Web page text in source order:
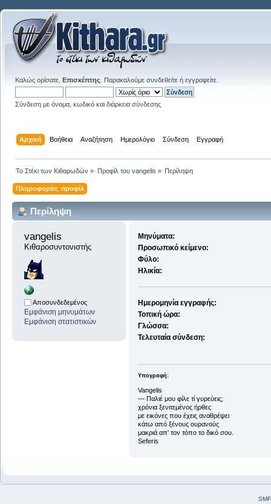
Καλώς ορίσατε, Επισκέπτης . Παρακαλούμε συνδεθείτε ή εγγραφείτε
Σύνδεση με όνομα, κωδικό και διάρκεια σύνδεσης
Αρχική Βοήθεια Αναζήτηση Ημερολόγιο Σύνδεση Εγγραφή
Το Στέκι των Κιθαρωδών » Προφίλ του vangelis » Περίληψη
Πληροφορίες προφίλ
Περίληψη
vangelis
Κιθαροσυντονιστής
Αποσυνδεδεμένος
Εμφάνιση μηνυμάτων
Εμφάνιση στατιστικών
Μηνύματα:
Προσωπικό κείμενο:
Φύλο:
Ηλικία:
Ημερομηνία εγγραφής:
Τοπική ώρα:
Γλώσσα:
Τελευταία σύνδεση:
Υπογραφή:
Vangelis
― Παλιέ μου φίλε τί γυρεύεις;
χρόνια ξενιτεμένος ήρθες
με εικόνες που έχεις αναθρέψει
κάτω από ξένους ουρανούς
μακριά απ' τον τόπο το δικό σου.
Seferis